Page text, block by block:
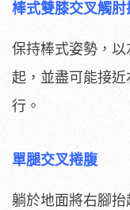
棒式雙膝交叉觸肘
保持棒式姿勢，
起，並盡可能接
行。
單腿交叉捲腹
躺於地面將右腳